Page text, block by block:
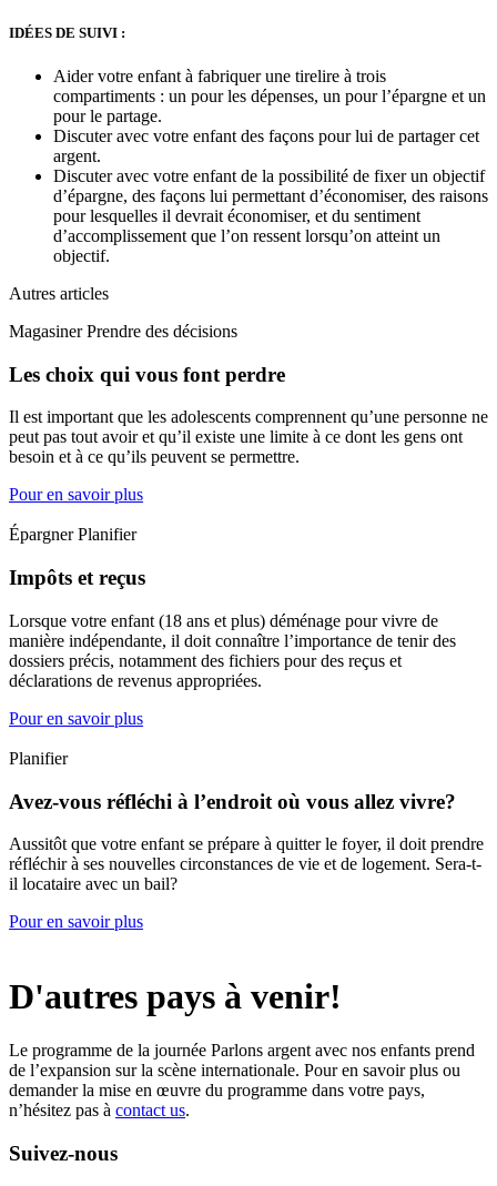
IDÉES DE SUIVI :
Aider votre enfant à fabriquer une tirelire à trois
compartiments : un pour les dépenses, un pour l’épargne et un
pour le partage.
Discuter avec votre enfant des façons pour lui de partager cet
argent.
Discuter avec votre enfant de la possibilité de fixer un objectif
d’épargne, des façons lui permettant d’économiser, des raisons
pour lesquelles il devrait économiser, et du sentiment
d’accomplissement que l’on ressent lorsqu’on atteint un
objectif.
Autres articles
Magasiner Prendre des décisions
Les choix qui vous font perdre
Il est important que les adolescents comprennent qu’une personne ne
peut pas tout avoir et qu’il existe une limite à ce dont les gens ont
besoin et à ce qu’ils peuvent se permettre.
Pour en savoir plus
Épargner Planifier
Impôts et reçus
Lorsque votre enfant (18 ans et plus) déménage pour vivre de
manière indépendante, il doit connaître l’importance de tenir des
dossiers précis, notamment des fichiers pour des reçus et
déclarations de revenus appropriées.
Pour en savoir plus
Planifier
Avez-vous réfléchi à l’endroit où vous allez vivre?
Aussitôt que votre enfant se prépare à quitter le foyer, il doit prendre
réfléchir à ses nouvelles circonstances de vie et de logement. Sera-t-
il locataire avec un bail?
Pour en savoir plus
D'autres pays à venir!
Le programme de la journée Parlons argent avec nos enfants prend
de l’expansion sur la scène internationale. Pour en savoir plus ou
demander la mise en œuvre du programme dans votre pays,
n’hésitez pas à contact us.
Suivez-nous